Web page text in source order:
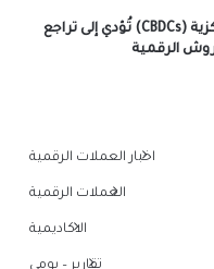
منافسة العملات الرقمية للبنوك المركزية (CBDCs) تُؤدي إلى تراجع
اخبار العملات الرقمية
العملات الرقمية
الاكاديمية
تقارير – يومي